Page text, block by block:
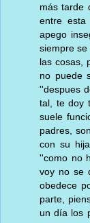
más tarde
entre
apego
siempre
las cosas,
no puede
''despues
tal, te doy
suele
padres,
con su
''como no
voy no se
obedece
parte,
un día los